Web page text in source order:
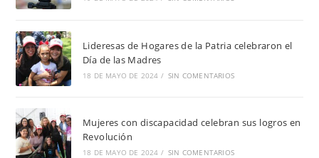
Lideresas de Hogares de la Patria celebraron el
Día de las Madres
18 DE MAYO DE 2024 / SIN COMENTARIOS
Mujeres con discapacidad celebran sus logros en
Revolución
18 DE MAYO DE 2024 / SIN COMENTARIOS